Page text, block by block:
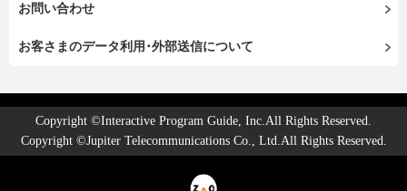
お問い合わせ
お客さまのデータ利用･外部送信について
Copyright ©Interactive Program Guide, Inc.All Rights Reserved.
Copyright ©Jupiter Telecommunications Co., Ltd.All Rights Reserved.